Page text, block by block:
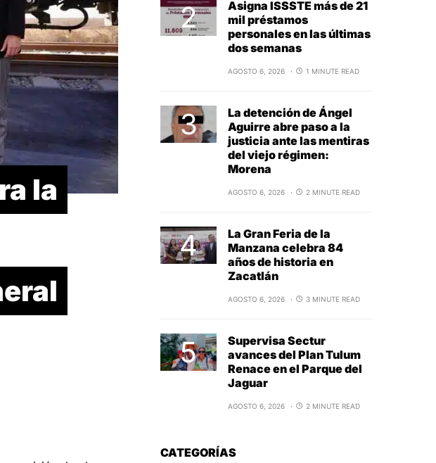
la
Asigna ISSSTE más de 21
mil préstamos
personales en las últimas
dos semanas
AGOSTO 6, 2026 1 MINUTE READ
La detención de Ángel
Aguirre abre paso a la
justicia ante las mentiras
del viejo régimen:
Morena
AGOSTO 6, 2026 2 MINUTE READ
La Gran Feria de la
Manzana celebra 84
años de historia en
Zacatlán
AGOSTO 6, 2026 3 MINUTE READ
Supervisa Sectur
avances del Plan Tulum
Renace en el Parque del
Jaguar
AGOSTO 6, 2026 2 MINUTE READ
CATEGORÍAS